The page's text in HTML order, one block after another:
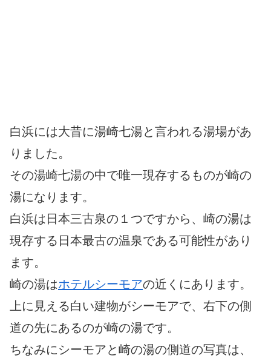
白浜には大昔に湯崎七湯と言われる湯場があ
りました。
その湯崎七湯の中で唯一現存するものが崎の
湯になります。
白浜は日本三古泉の１つですから、崎の湯は
現存する日本最古の温泉である可能性があり
ます。
崎の湯はホテルシーモアの近くにあります。
上に見える白い建物がシーモアで、右下の側
道の先にあるのが崎の湯です。
ちなみにシーモアと崎の湯の側道の写真は、